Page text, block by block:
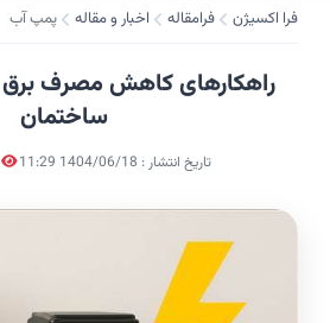
فرا اکسیژن فرامقاله اخبار و مقاله پمپ آب
راهکارهای کاهش مصرف
ساختمان
تاریخ انتشار : 1404/06/18 11:29